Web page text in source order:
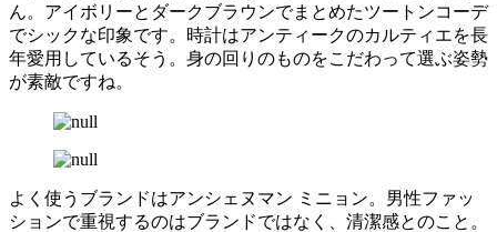
ん。アイボリーとダークブラウンでまとめたツートンコーデ
でシックな印象です。時計はアンティークのカルティエを長
年愛用しているそう。身の回りのものをこだわって選ぶ姿勢
が素敵ですね。
よく使うブランドはアンシェヌマン ミニョン。男性ファッ
ションで重視するのはブランドではなく、清潔感とのこと。